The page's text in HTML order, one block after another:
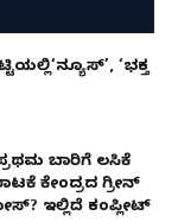
‘ಭಕ್ತ
ಬಾರಿಗೆ ಲಸಿಕೆ
ಕೇಂದ್ರದ ಗ್ರೀನ್
ಇಲ್ಲಿದೆ ಕಂಪ್ಲೀಟ್